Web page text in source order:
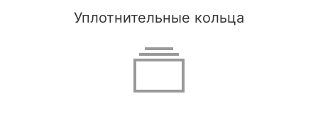
Уплотнительные кольца